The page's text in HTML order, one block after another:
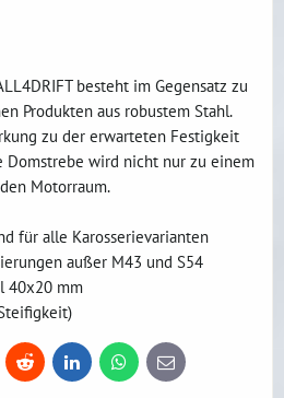
besteht im Gegensatz zu
Produkten aus robustem Stahl.
zu der erwarteten Festigkeit
Domstrebe wird nicht nur zu einem
Motorraum.
für alle Karosserievarianten
außer M43 und S54
40x20 mm
Reddit LinkedInWhatsApp
E-
mail